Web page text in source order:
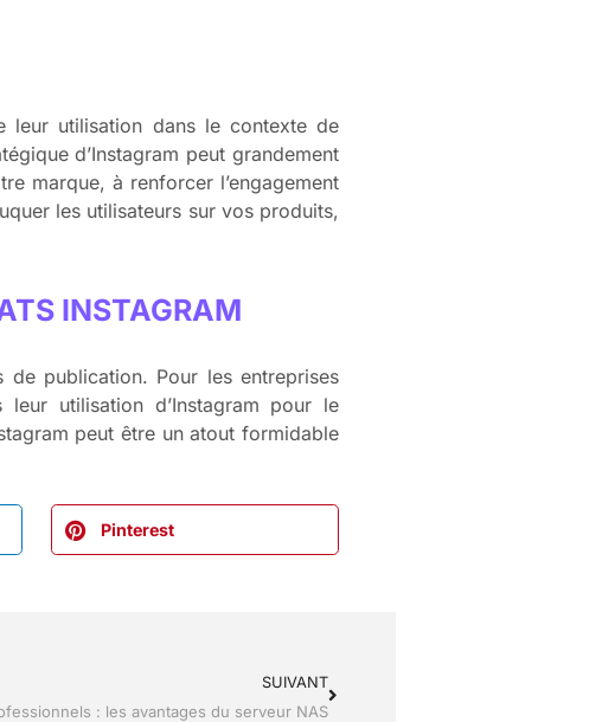
leur utilisation dans le contexte de
d’Instagram peut grandement
marque, à renforcer l’engagement
les utilisateurs sur vos produits,
INSTAGRAM
de publication. Pour les entreprises
utilisation d’Instagram pour le
peut être un atout formidable
Pinterest
SUIVANT
: les avantages du serveur NAS